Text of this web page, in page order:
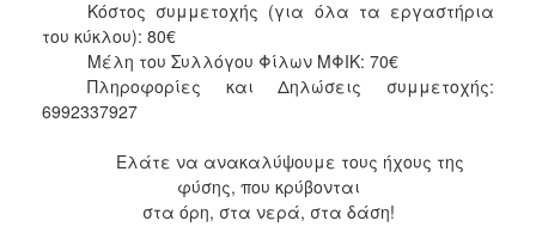
Κόστος συμμετοχής (για όλα τα εργαστήρια
του κύκλου): 80€
Μέλη του Συλλόγου Φίλων ΜΦΙΚ: 70€
Πληροφορίες και Δηλώσεις συμμετοχής:
6992337927
Ελάτε να ανακαλύψουμε τους ήχους της
φύσης, που κρύβονται
στα όρη, στα νερά, στα δάση!